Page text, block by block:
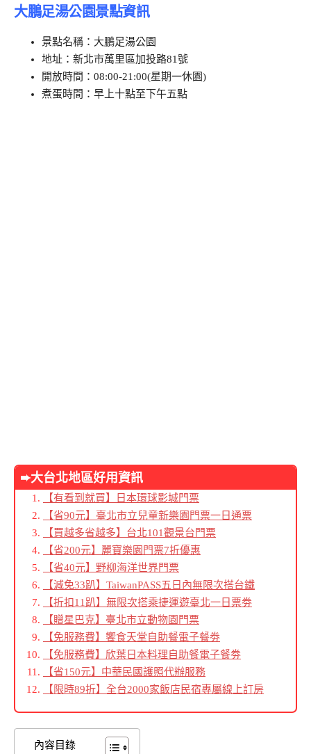
大鵬足湯公園景點資訊
景點名稱：大鵬足湯公園
地址：新北市萬里區加投路81號
開放時間：08:00-21:00(星期一休園)
煮蛋時間：早上十點至下午五點
➨大台北地區好用資訊
【有看到就買】日本環球影城門票
【省90元】臺北市立兒童新樂園門票一日通票
【買越多省越多】台北101觀景台門票
【省200元】麗寶樂園門票7折優惠
【省40元】野柳海洋世界門票
【減免33趴】TaiwanPASS五日內無限次搭台鐵
【折扣11趴】無限次搭乘捷運遊臺北一日票劵
【贈星巴克】臺北市立動物園門票
【免服務費】饗食天堂自助餐電子餐劵
【免服務費】欣葉日本料理自助餐電子餐劵
【省150元】中華民國護照代辦服務
【限時89折】全台2000家飯店民宿專屬線上訂房
內容目錄